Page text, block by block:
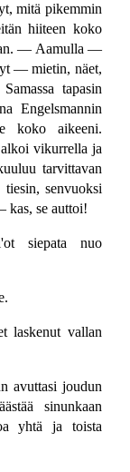
mitä pikemmin
hiiteen koko
— Aamulla —
— mietin, näet,
tapasin
Engelsmannin
koko aikeeni.
vikurrella ja
tarvittavan
senvuoksi
kas, se auttoi!
siepata nuo
laskenut vallan
avuttasi joudun
sinunkaan
yhtä ja toista